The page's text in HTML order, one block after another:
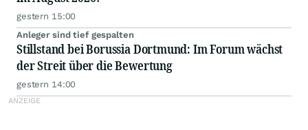
gestern 15:00
Anleger sind tief gespalten
Stillstand bei Borussia Dortmund: Im Forum wächst
der Streit über die Bewertung
gestern 14:00